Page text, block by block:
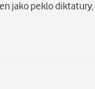
jako peklo diktatury,